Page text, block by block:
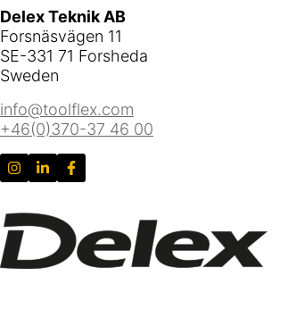
Delex Teknik AB
Forsnäsvägen 11
SE-331 71 Forsheda
Sweden
info@toolflex.com
+46(0)370-37 46 00